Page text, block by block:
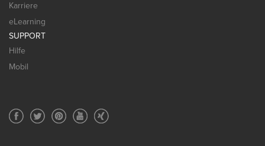
Karriere
eLearning
SUPPORT
Hilfe
Mobil